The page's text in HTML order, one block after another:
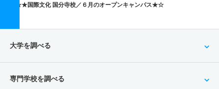
☆★国際文化 国分寺校／６月のオープンキャンパス★☆
大学を調べる
専門学校を調べる